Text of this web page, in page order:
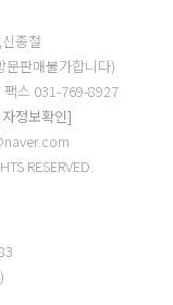
종철
문판매불가합니다)
팩스 031-769-8927
정보확인]
RESERVED.